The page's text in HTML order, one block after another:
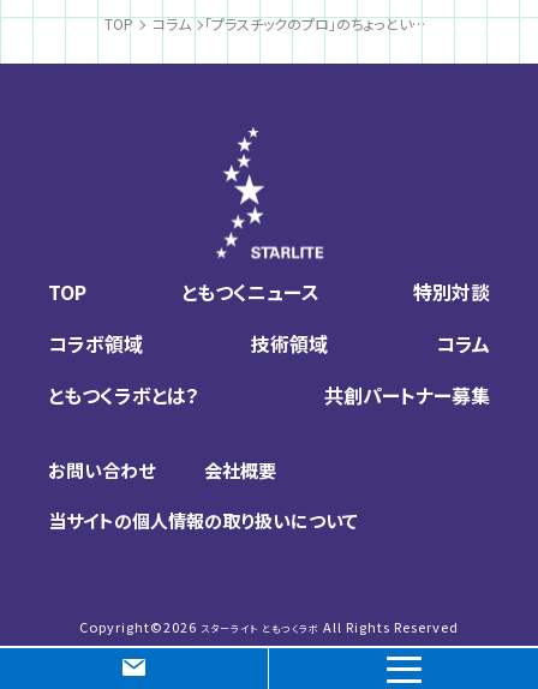
TOP コラム 「プラスチックのプロ」のちょっといい話 Vol.4 満たすとは？樹脂は収縮がでかいのです
TOP ともつくニュース
特別対談
コラボ領域
技術領域
コラム
ともつくラボとは？
共創パートナー募集
お問い合わせ
会社概要
当サイトの個人情報の取り扱いについて
Copyright©2026 スターライト ともつくラボ All Rights Reserved